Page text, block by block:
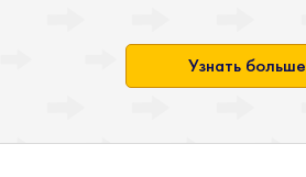
Узнать больше